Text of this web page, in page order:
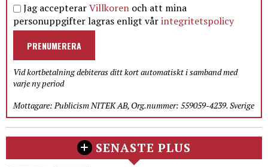
Jag accepterarVillkoren och att mina
personuppgifter lagras enligt vårintegritetspolicy
PRENUMERERA
Vid kortbetalning debiteras ditt kort automatiskt i samband med
varje ny period
Mottagare: Publicism NITEK AB, Org.nummer: 559059-4239. Sverige
SENASTE PLUS